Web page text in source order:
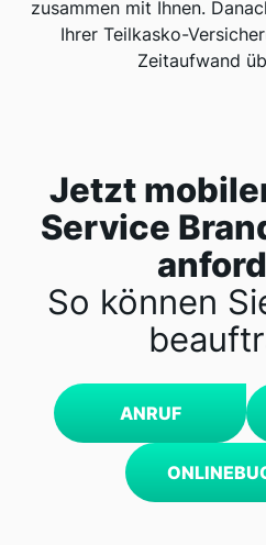
zusammen mit Ihnen.
Ihrer Teilkasko-
Zeitaufwand
Jetzt
Service
So können
ANRUF